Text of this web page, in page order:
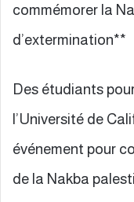
commémorer la
d’extermination**
Des étudiants
l’Université de
événement pour
de la Nakba